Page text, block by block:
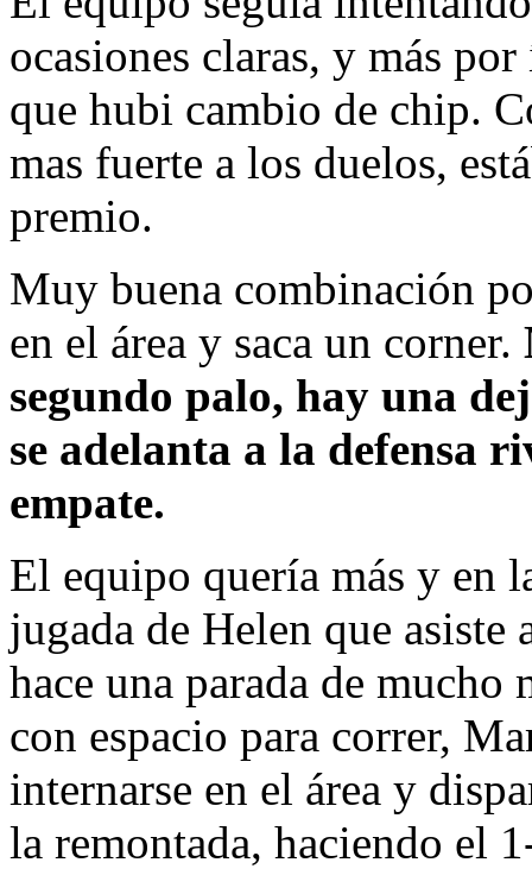
ocasiones claras, y más
que hubi cambio de chip.
mas fuerte a los duelos,
premio.
Muy buena combinación
en el área y saca un corner.
segundo palo, hay una
se adelanta a la defensa
empate.
El equipo quería más y en
jugada de Helen que
hace una parada de
con espacio para correr,
internarse en el área y
la remontada, haciendo el